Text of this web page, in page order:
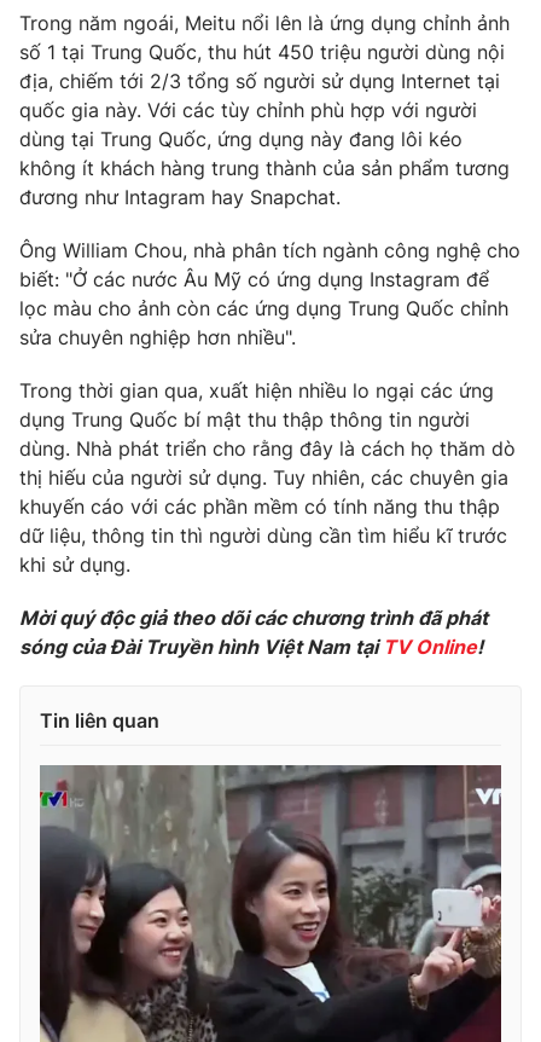
Hậu trường
Nhân vật
Khán giả
Giải sao mai
Điện ảnh
Âm nhạc
Sao
Đời sống
Du lịch
Làm đẹp
Chất lượng cuộc sống
Giáo dục
Tuyển sinh
Công nghệ
Hitech Công nghệ tương lai
Sản phẩm
Thị trường
Tư vấn
Giao lưu trực tuyến
Lịch phát sóng
Chuyên mục khác
Emagazine Podcast
Photo Infographic
Video Shorts video
Thị trường 24h Tấm lòng Việt
VTV4 Vươn mình bằng AI
VTV8
Liên hệ tòa soạn English
Trong năm ngoái, Meitu nổi lên là ứng dụng chỉnh ảnh
số 1 tại Trung Quốc, thu hút 450 triệu người dùng nội
địa, chiếm tới 2/3 tổng số người sử dụng Internet tại
quốc gia này. Với các tùy chỉnh phù hợp với người
dùng tại Trung Quốc, ứng dụng này đang lôi kéo
không ít khách hàng trung thành của sản phẩm tương
đương như Intagram hay Snapchat.
Ông William Chou, nhà phân tích ngành công nghệ cho
biết: "Ở các nước Âu Mỹ có ứng dụng Instagram để
lọc màu cho ảnh còn các ứng dụng Trung Quốc chỉnh
sửa chuyên nghiệp hơn nhiều".
Trong thời gian qua, xuất hiện nhiều lo ngại các ứng
dụng Trung Quốc bí mật thu thập thông tin người
dùng. Nhà phát triển cho rằng đây là cách họ thăm dò
thị hiếu của người sử dụng. Tuy nhiên, các chuyên gia
khuyến cáo với các phần mềm có tính năng thu thập
dữ liệu, thông tin thì người dùng cần tìm hiểu kĩ trước
khi sử dụng.
Mời quý độc giả theo dõi các chương trình đã phát
sóng của Đài Truyền hình Việt Nam tại TV Online!
Tin liên quan